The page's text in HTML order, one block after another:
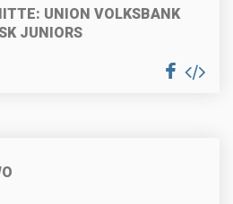
UNION VOLKSBANK
JUNIORS